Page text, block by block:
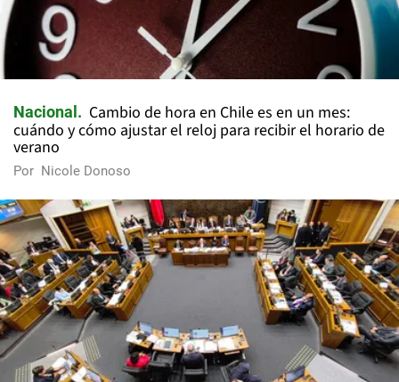
Nacional
Cambio de hora en Chile es en un mes:
cuándo y cómo ajustar el reloj para recibir el horario de
verano
Por Nicole Donoso